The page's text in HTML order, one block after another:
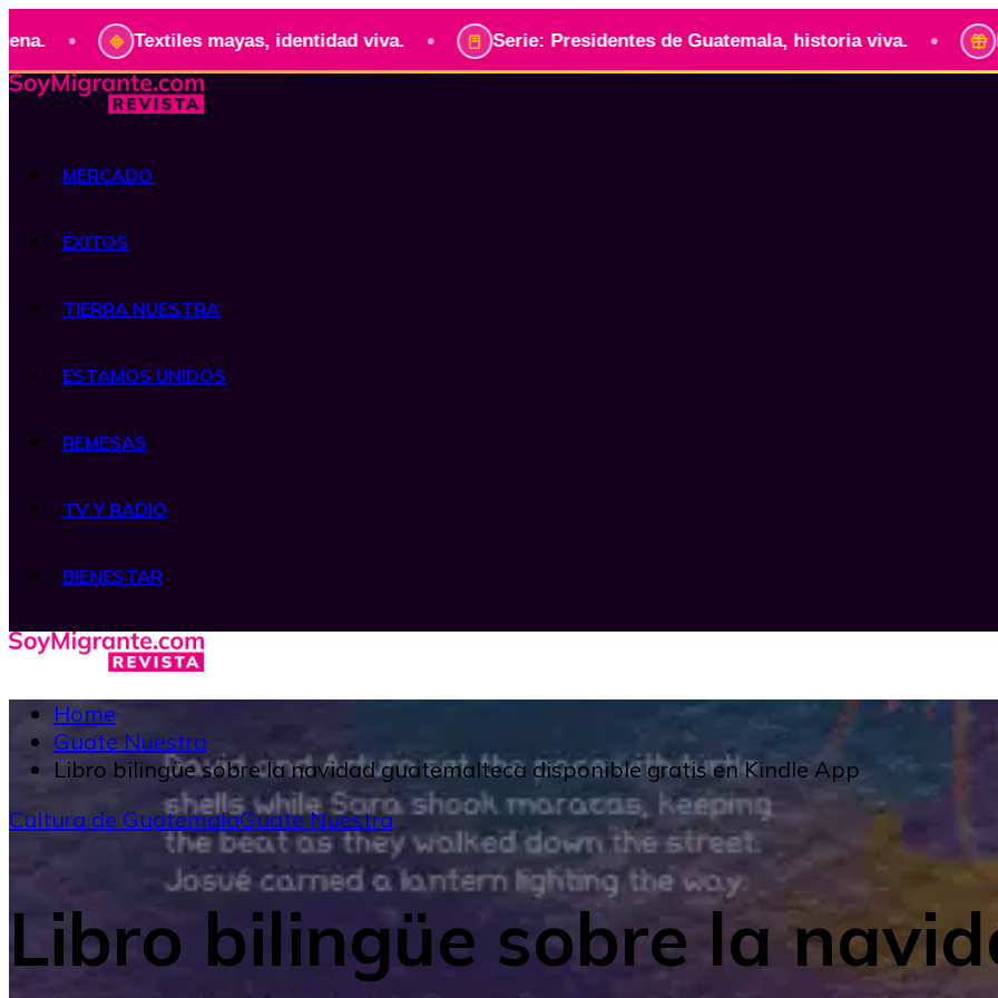
Textiles mayas, identidad viva. • Serie: Presidentes de Guatemala, historia viva. •
MERCADO
ÉXITOS
TIERRA NUESTRA
ESTAMOS UNIDOS
REMESAS
TV Y RADIO
BIENESTAR
Home
Guate Nuestra
Libro bilingüe sobre la navidad guatemalteca disponible gratis en Kindle App
Cultura de GuatemalaGuate Nuestra
Libro bilingüe sobre la